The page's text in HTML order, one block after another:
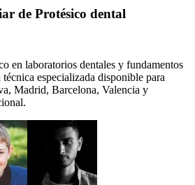
de Protésico dental
en laboratorios dentales y fundamentos
especializada disponible para
Madrid, Barcelona, Valencia y